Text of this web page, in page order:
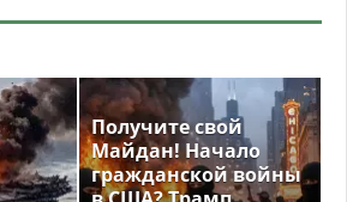
Получите свой
Майдан! Начало
гражданской войны